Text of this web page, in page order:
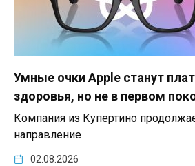
Умные очки Apple станут
здоровья, но не в первом
Компания из Купертино
направление
02.08.2026